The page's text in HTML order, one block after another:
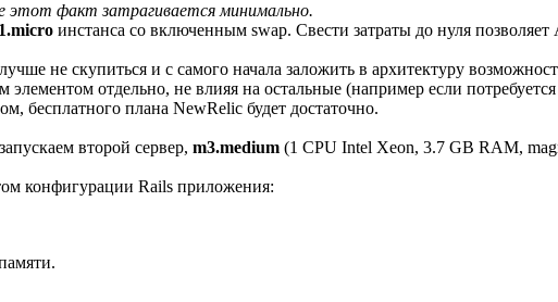
этот факт затрагивается минимально.
инстанса со включенным swap. Свести затраты до нуля
не скупиться и с самого начала заложить в архитектуру
элементом отдельно, не влияя на остальные (например если
бесплатного плана NewRelic будет достаточно.
второй сервер, m3.medium (1 CPU Intel Xeon, 3.7 GB RAM,
конфигурации Rails приложения: